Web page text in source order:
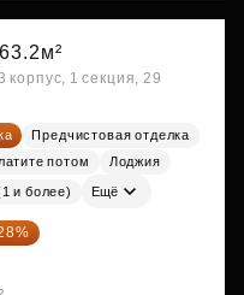
63.2м²
1 секция, 29
Предчистовая отделка
потом
Лоджия
и более) Ещё